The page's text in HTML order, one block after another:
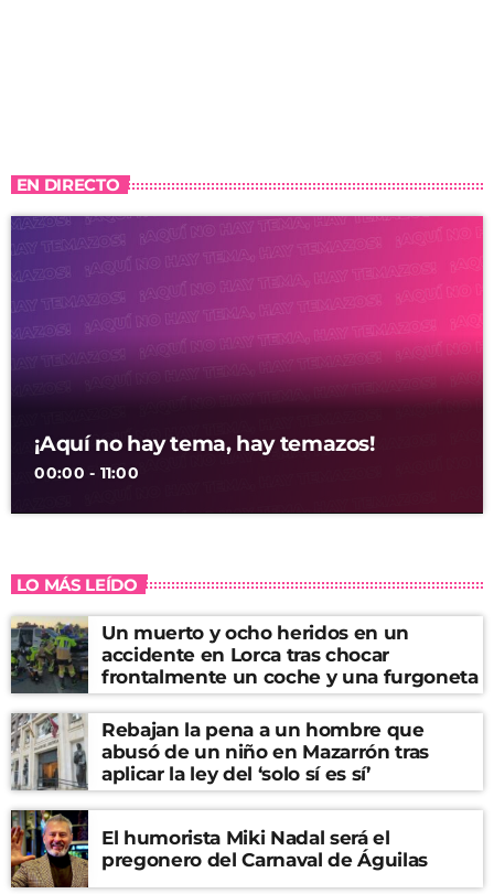
EN DIRECTO
¡Aquí no hay tema, hay temazos!
00:00 - 11:00
LO MÁS LEÍDO
Un muerto y ocho heridos en un
accidente en Lorca tras chocar
frontalmente un coche y una furgoneta
Rebajan la pena a un hombre que
abusó de un niño en Mazarrón tras
aplicar la ley del ‘solo sí es sí’
El humorista Miki Nadal será el
pregonero del Carnaval de Águilas